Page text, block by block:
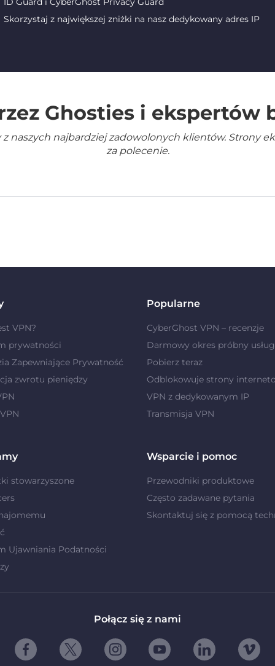
Skorzystaj z największej zniżki na nasz dedykowany adres IP
Ghosties i ekspertów
naszych najbardziej zadowolonych klientów. Strony
za polecenie.
VPN?
prywatności
Zapewniające Prywatność
zwrotu pieniędzy
Popularne
CyberGhost VPN – recenzje
Darmowy okres próbny
Pobierz teraz
Odblokowuje strony
VPN z dedykowanym IP
Transmisja VPN
stowarzyszone
Ujawniania Podatności
Wsparcie i pomoc
Przewodniki produktowe
Często zadawane pytania
Skontaktuj się z pomocą
Połącz się z nami